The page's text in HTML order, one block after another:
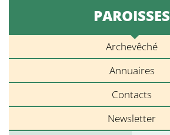
PAROISSES
Archevêché
Annuaires
Contacts
Newsletter